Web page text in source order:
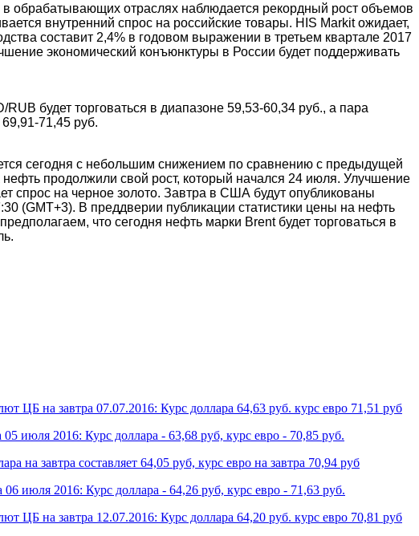
в обрабатывающих отраслях наблюдается рекордный рост объемов
внутренний спрос на российские товары. HIS Markit ожидает,
составит 2,4% в годовом выражении в третьем квартале 2017
экономический конъюнктуры в России будет поддерживать
будет торговаться в диапазоне 59,53-60,34 руб., а пара
71,45 руб.
сегодня с небольшим снижением по сравнению с предыдущей
продолжили свой рост, который начался 24 июля. Улучшение
спрос на черное золото. Завтра в США будут опубликованы
(GMT+3). В преддверии публикации статистики цены на нефть
что сегодня нефть марки Brent будет торговаться в
ЦБ на завтра 07.07.2016: Курс доллара 64,63 руб. курс евро 71,51 руб
июля 2016: Курс доллара - 63,68 руб, курс евро - 70,85 руб.
на завтра составляет 64,05 руб, курс евро на завтра 70,94 руб
июля 2016: Курс доллара - 64,26 руб, курс евро - 71,63 руб.
ЦБ на завтра 12.07.2016: Курс доллара 64,20 руб. курс евро 70,81 руб